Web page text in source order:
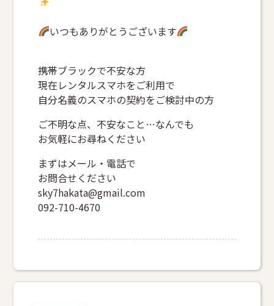
いつもありがとうございます
携帯ブラックで不安な方
現在レンタルスマホをご利用で
自分名義のスマホの契約をご検討中の方
ご不明な点、不安なこと…なんでも
お気軽にお尋ねください
まずはメール・電話で
お問合せください
sky7hakata@gmail.com
092-710-4670